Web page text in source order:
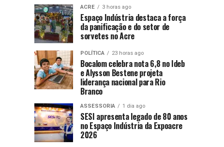
ACRE 3 horas ago
Espaço Indústria destaca a força
da panificação e do setor de
sorvetes no Acre
POLÍTICA 23 horas ago
Bocalom celebra nota 6,8 no Ideb
e Alysson Bestene projeta
liderança nacional para Rio
Branco
ASSESSORIA 1 dia ago
SESI apresenta legado de 80 anos
no Espaço Indústria da Expoacre
2026